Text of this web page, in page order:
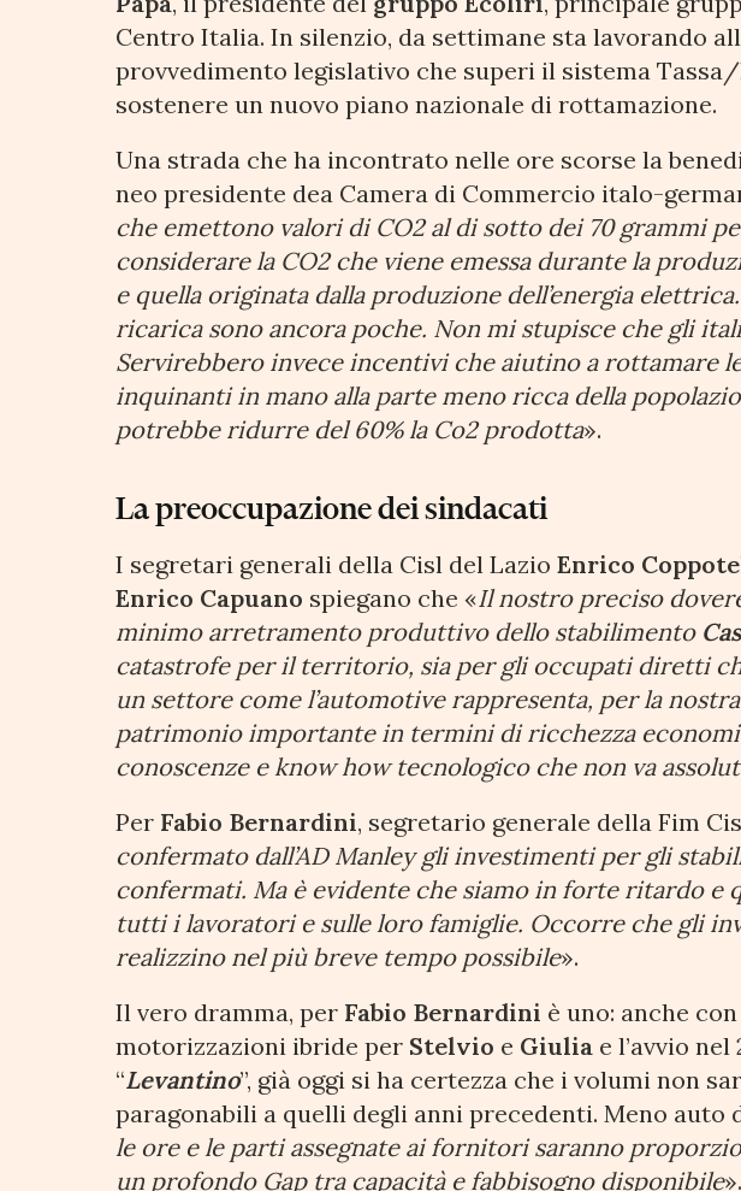
Centro Italia. In silenzio, da settimane sta lavorando
provvedimento legislativo che superi il sistema Tassa/
sostenere un nuovo piano nazionale di rottamazione.
Una strada che ha incontrato nelle ore scorse la
neo presidente dea Camera di Commercio italo-
che emettono valori di CO2 al di sotto dei 70 grammi
considerare la CO2 che viene emessa durante la
e quella originata dalla produzione dell’energia
ricarica sono ancora poche. Non mi stupisce che gli
Servirebbero invece incentivi che aiutino a rottamare
inquinanti in mano alla parte meno ricca della
potrebbe ridurre del 60% la Co2 prodotta».
La preoccupazione dei sindacati
I segretari generali della Cisl del LazioEnrico
Enrico Capuano spiegano che «Il nostro preciso
minimo arretramento produttivo dello stabilimento
catastrofe per il territorio, sia per gli occupati diretti
un settore come l’automotive rappresenta, per la
patrimonio importante in termini di ricchezza
conoscenze e know how tecnologico che non va
Per Fabio Bernardini, segretario generale della Fim
confermato dall’AD Manley gli investimenti per gli
confermati. Ma è evidente che siamo in forte ritardo e
tutti i lavoratori e sulle loro famiglie. Occorre che gli
realizzino nel più breve tempo possibile».
Il vero dramma, per Fabio Bernardini è uno: anche
motorizzazioni ibride per Stelvio e Giulia e l’avvio
“Levantino”, già oggi si ha certezza che i volumi non
paragonabili a quelli degli anni precedenti. Meno auto
le ore e le parti assegnate ai fornitori saranno
un profondo Gap tra capacità e fabbisogno disponibile».